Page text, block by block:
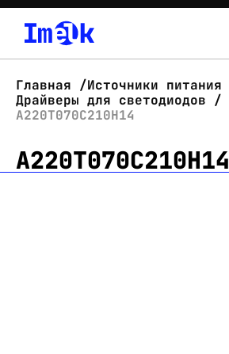
О нас
Новости
Главная
Источники питания
Драйверы для светодиодов
А220Т070С210Н14
А220Т070С210Н14